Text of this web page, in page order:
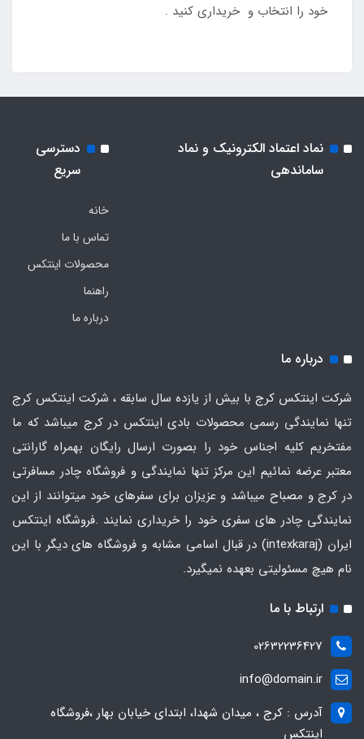
خود را انتخاب و خریداری کنید .
نماد اعتماد الکترونیک و نماد
ساماندهی
دسترسی
سریع
خانه
تماس با ما
محصولات اینتکس
راهنما
درباره ما
درباره ما
شرکت اینتکس کرج با بیش از یازده سال سابقه ، شرکت اینتکس کرج
تنها نمایندگی رسمی محصولات بادی اینتکس در کرج میباشد که ما
مفتخریم کلیه اجناس خود را بصورت ارسال رایگان بهمراه گارانتی
معتبر عرضه نمائیم این مرکز تنها نمایندگی و فروشگاه چادر مسافرتی
در کرج و مصباح میباشد و عزیزان برای سفرهای خود میتوانند از این
نمایندگی چادر های سفری خود را خریداری نمایند .فروشگاه اینتکس
ایران
(intexkaraj) در قبال اسامی مشابه و فروشگاه های دیگر با این
نام هیچ مسئولیتی بعهده نمیگیرد.
ارتباط با ما
02632236427
info@domain.ir
آدرس : کرج ، میدان شهدا، ابتدای خیابان بهار ،فروشگاه
اینتکس